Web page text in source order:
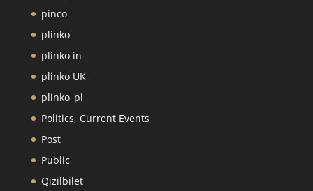
pinco
plinko
plinko in
plinko UK
plinko_pl
Politics, Current Events
Post
Public
Qizilbilet